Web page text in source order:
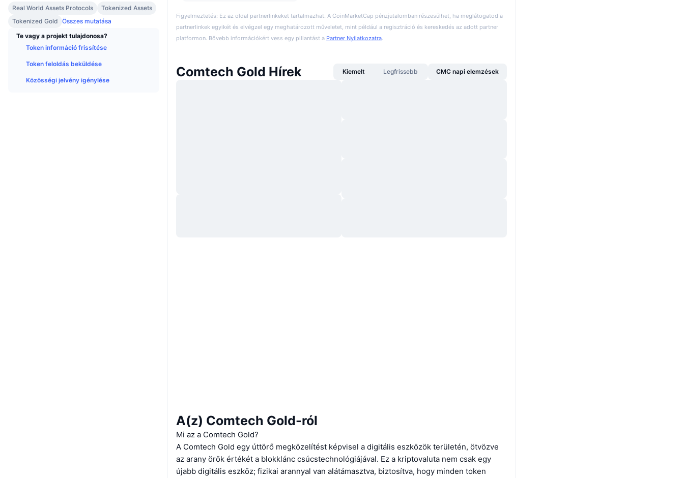
Real World Assets Protocols
Tokenized Assets
Tokenized Gold Összes mutatása
Te vagy a projekt tulajdonosa?
Token információ frissítése
Token feloldás beküldése
Közösségi jelvény igénylése
Figyelmeztetés: Ez az oldal partnerlinkeket tartalmazhat. A CoinMarketCap pénzjutalomban részesülhet, ha meglátogatod a
partnerlinkek egyikét és elvégzel egy meghatározott műveletet, mint például a regisztráció és kereskedés az adott partner
platformon. Bővebb információkért vess egy pillantást a Partner Nyilatkozatra.
Comtech Gold Hírek Kiemelt Legfrissebb CMC napi elemzések
A(z) Comtech Gold-ról
Mi az a Comtech Gold?
A Comtech Gold egy úttörő megközelítést képvisel a digitális eszközök területén, ötvözve
az arany örök értékét a blokklánc csúcstechnológiájával. Ez a kriptovaluta nem csak egy
újabb digitális eszköz; fizikai arannyal van alátámasztva, biztosítva, hogy minden token